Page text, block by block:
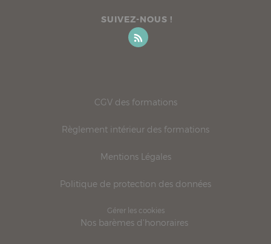
SUIVEZ-NOUS !
CGV des formations
Règlement intérieur des formations
Mentions Légales
Politique de protection des données
Gérer les cookies
Nos barèmes d'honoraires